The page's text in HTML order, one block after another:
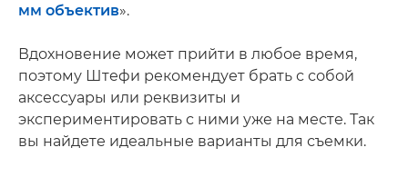
мм объектив».
Вдохновение может прийти в любое время,
поэтому Штефи рекомендует брать с собой
аксессуары или реквизиты и
экспериментировать с ними уже на месте. Так
вы найдете идеальные варианты для съемки.